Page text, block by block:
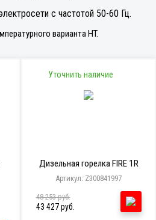
с частотой 50-60 Гц.
варианта HT.
Уточнить наличие
Дизельная горелка FIRE 1R
Артикул: Z300841997
48 253 руб.
43 427 руб.